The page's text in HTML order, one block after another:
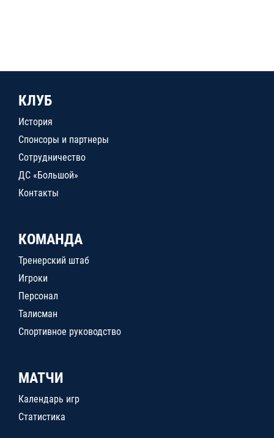
КЛУБ
История
Спонсоры и партнеры
Сотрудничество
ДС «Большой»
Контакты
КОМАНДА
Тренерский штаб
Игроки
Персонал
Талисман
Спортивное руководство
МАТЧИ
Календарь игр
Статистика